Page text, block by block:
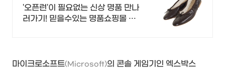
'오픈런'이 필요없는 신상 명품 만나
러가기! 믿을수있는 명품쇼핑몰 성
마이크로소프트(Microsoft)의 콘솔 게임기인 엑스박스